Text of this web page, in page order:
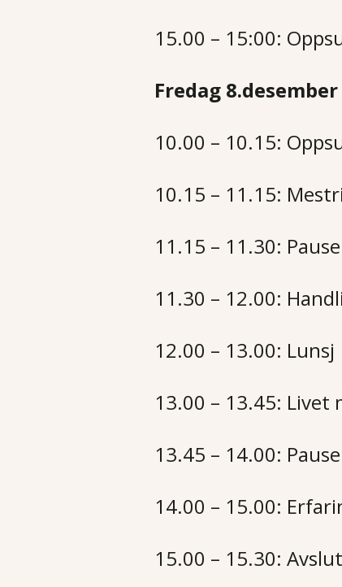
15.00 – 15:00:
Fredag 8.desember
10.00 – 10.15:
10.15 – 11.15:
11.15 – 11.30: Pause
11.30 – 12.00:
12.00 – 13.00: Lunsj
13.00 – 13.45: Livet
13.45 – 14.00: Pause
14.00 – 15.00:
15.00 – 15.30: